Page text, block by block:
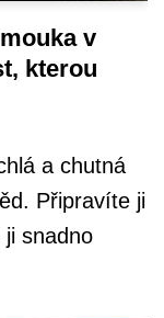
v
kterou
a chutná
Připravíte ji
snadno